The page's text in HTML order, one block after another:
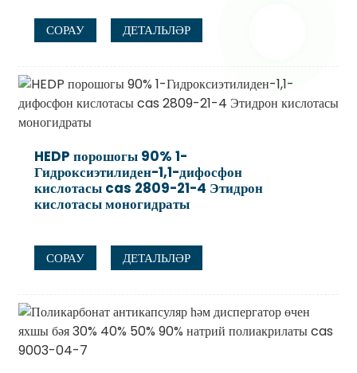
СОРАУ ДЕТАЛЬЛӘР
HEDP порошогы 90% 1-
Гидроксиэтилиден-1,1-дифосфон
кислотасы cas 2809-21-4 Этидрон
кислотасы моногидраты
СОРАУ ДЕТАЛЬЛӘР